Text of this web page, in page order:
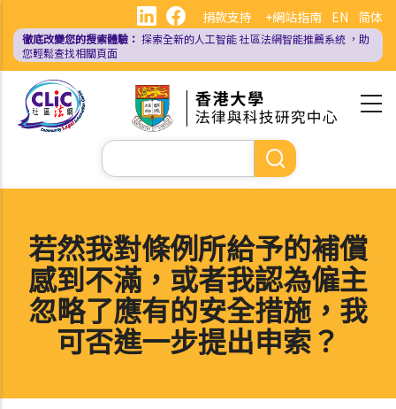
內
EN 简体
捐款支持 +網站指南
徹底改變您的搜索體驗： 探索全新的人工智能社區法網智能推薦系統 ，助
您輕鬆查找相關頁面
Search
若然我對條例所給予的補償
感到不滿，或者我認為僱主
忽略了應有的安全措施，我
可否進一步提出申索？